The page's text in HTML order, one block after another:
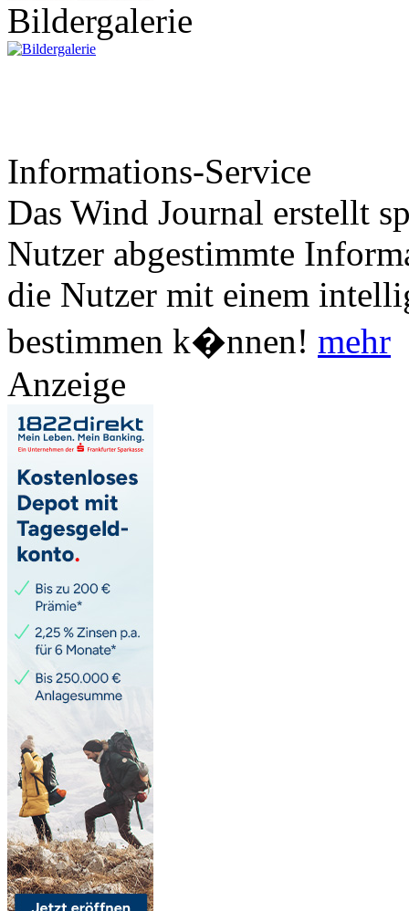
Bildergalerie
Informations-Service
Das Wind Journal erstellt
Nutzer abgestimmte
die Nutzer mit einem
bestimmen k�nnen! mehr
Anzeige